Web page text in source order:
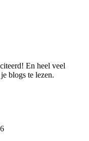
En heel veel
blogs te lezen.